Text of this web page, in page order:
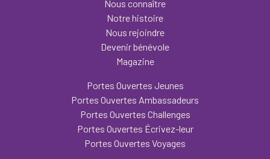
Nous connaître
Notre histoire
Nous rejoindre
Devenir bénévole
Magazine
Portes Ouvertes Jeunes
Portes Ouvertes Ambassadeurs
Portes Ouvertes Challenges
Portes Ouvertes Écrivez-leur
Portes Ouvertes Voyages